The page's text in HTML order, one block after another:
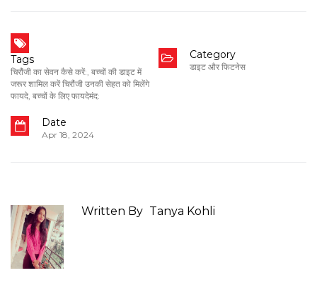
Tags
चिरौंजी का सेवन कैसे करें:, बच्चों की डाइट में
जरूर शामिल करें चिरौंजी उनकी सेहत को मिलेंगे
फायदे, बच्चों के लिए फायदेमंद:
Category
डाइट और फिटनेस
Date
Apr 18, 2024
Written By Tanya Kohli